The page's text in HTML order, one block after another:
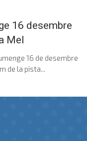
16 desembre
Mel
16 de desembre
de la pista...